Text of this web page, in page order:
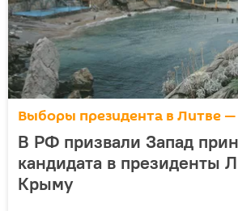
Выборы президента в Литве
В РФ призвали Запад
кандидата в президенты
Крыму